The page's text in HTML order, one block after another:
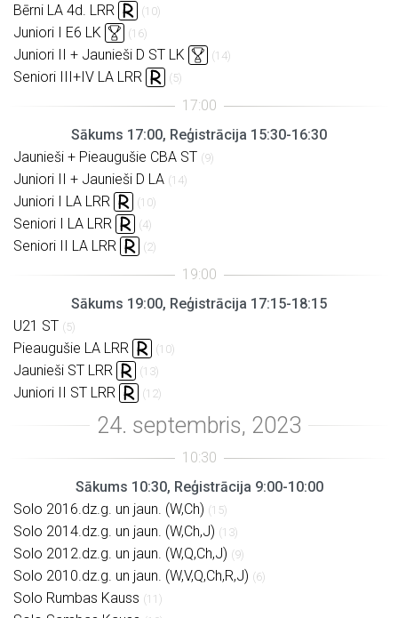
Bērni LA 4d. LRR
(10)
Juniori I E6 LK (16)
Juniori II + Jaunieši D ST LK (14)
Seniori III+IV LA LRR (5)
Sākums 17:00, Reģistrācija 15:30-16:30
Jaunieši + Pieaugušie CBA ST (9)
Juniori II + Jaunieši D LA (14)
Juniori I LA LRR (10)
Seniori I LA LRR (4)
Seniori II LA LRR (2)
Sākums 19:00, Reģistrācija 17:15-18:15
U21 ST (5)
Pieaugušie LA LRR (10)
Jaunieši ST LRR (13)
Juniori II ST LRR (12)
Sākums 10:30, Reģistrācija 9:00-10:00
Solo 2016.dz.g. un jaun. (W,Ch) (15)
Solo 2014.dz.g. un jaun. (W,Ch,J) (13)
Solo 2012.dz.g. un jaun. (W,Q,Ch,J) (9)
Solo 2010.dz.g. un jaun. (W,V,Q,Ch,R,J) (6)
Solo Rumbas Kauss (11)